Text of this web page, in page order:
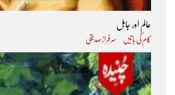
عالم اور جاہل
کام کی باتیں سرفراز صدیقی